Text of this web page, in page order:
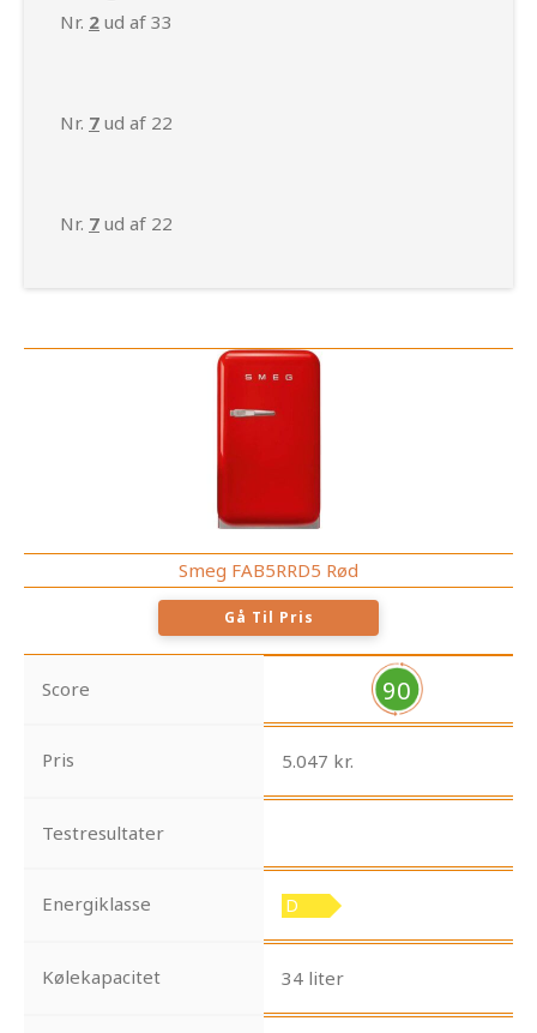
Nr. 2 ud af 33
Nr. 7 ud af 22
Nr. 7 ud af 22
Smeg FAB5RRD5 Rød
Gå Til Pris
Score 90
Pris 5.047 kr.
Testresultater
Energiklasse
Kølekapacitet 34 liter